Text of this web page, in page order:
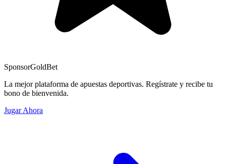
SponsorGoldBet
La mejor plataforma de apuestas deportivas. Regístrate y recibe tu
bono de bienvenida.
Jugar Ahora